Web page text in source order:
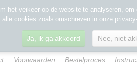
Voorwaarden Bestelproces
het verkeer op de website te analyseren,
cookies zoals omschreven in onze
Ja, ik ga akkoord Nee, niet